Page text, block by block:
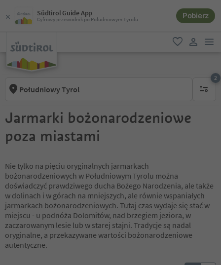
Südtirol Guide App
Cyfrowy przewodnik po Południowym Tyrolu Pobierz
ulubione
Południowy Tyrol
2
Jarmarki bożonarodzeniowe
poza miastami
Nie tylko na pięciu oryginalnych jarmarkach
bożonarodzeniowych w Południowym Tyrolu można
doświadczyć prawdziwego ducha Bożego Narodzenia, ale także
w dolinach i w górach na mniejszych, ale równie wspaniałych
jarmarkach bożonarodzeniowych. Tutaj czas wydaje się stać w
miejscu - u podnóża Dolomitów, nad brzegiem jeziora, w
zaczarowanym lesie lub w starej stajni. Tradycje są nadal
oryginalne, a przekazywane wartości bożonarodzeniowe
autentyczne.